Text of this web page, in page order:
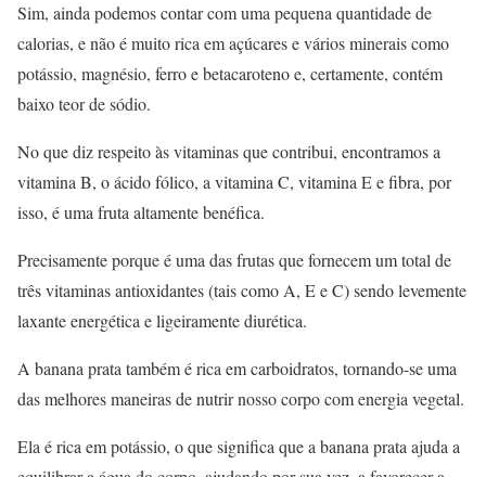
Sim, ainda podemos contar com uma pequena quantidade de
calorias, e não é muito rica em açúcares e vários minerais como
potássio, magnésio, ferro e betacaroteno e, certamente, contém
baixo teor de sódio.
No que diz respeito às vitaminas que contribui, encontramos a
vitamina B, o ácido fólico, a vitamina C, vitamina E e fibra, por
isso, é uma fruta altamente benéfica.
Precisamente porque é uma das frutas que fornecem um total de
três vitaminas antioxidantes (tais como A, E e C) sendo levemente
laxante energética e ligeiramente diurética.
A banana prata também é rica em carboidratos, tornando-se uma
das melhores maneiras de nutrir nosso corpo com energia vegetal.
Ela é rica em potássio, o que significa que a banana prata ajuda a